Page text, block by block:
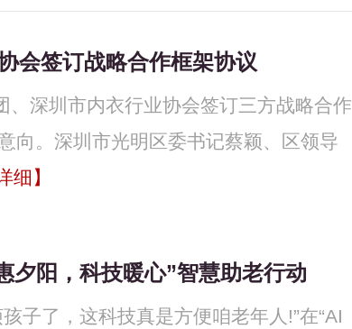
会签订战略合作框架协议
深圳市内衣行业协会签订三方战略合作
向。深圳市光明区委书记蔡颖、区领导
细】
夕阳，科技暖心”智慧助老行动
子了，这科技真是方便咱老年人!”在“AI